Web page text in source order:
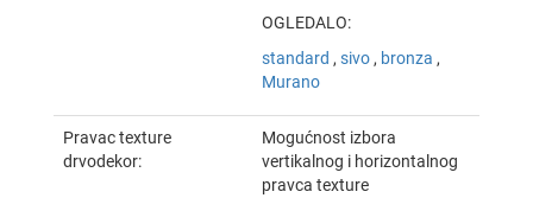
OGLEDALO:
standard , sivo, bronza ,
Murano
Pravac texture
drvodekor:
Mogućnost izbora
vertikalnog i horizontalnog
pravca texture